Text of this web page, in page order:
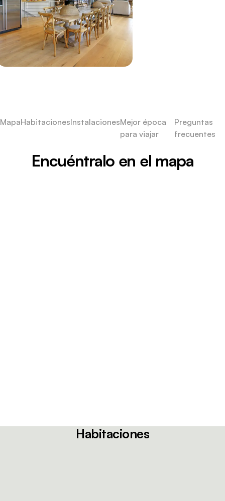
MapaHabitacionesInstalacionesMejor época
para viajar
Preguntas
frecuentes
Encuéntralo en el mapa
Habitaciones